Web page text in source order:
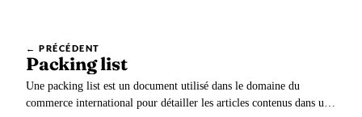
← PRÉCÉDENT
Packing list
Une packing list est un document utilisé dans le domaine du
commerce international pour détailler les articles contenus dans un